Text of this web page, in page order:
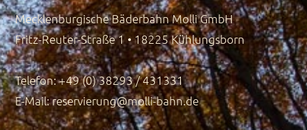
Mecklenburgische Bäderbahn Molli GmbH
Fritz-Reuter-Straße 1 • 18225 Kühlungsborn
Telefon: +49 (0) 38293 / 431331
E-Mail:reservierung@molli-bahn.de